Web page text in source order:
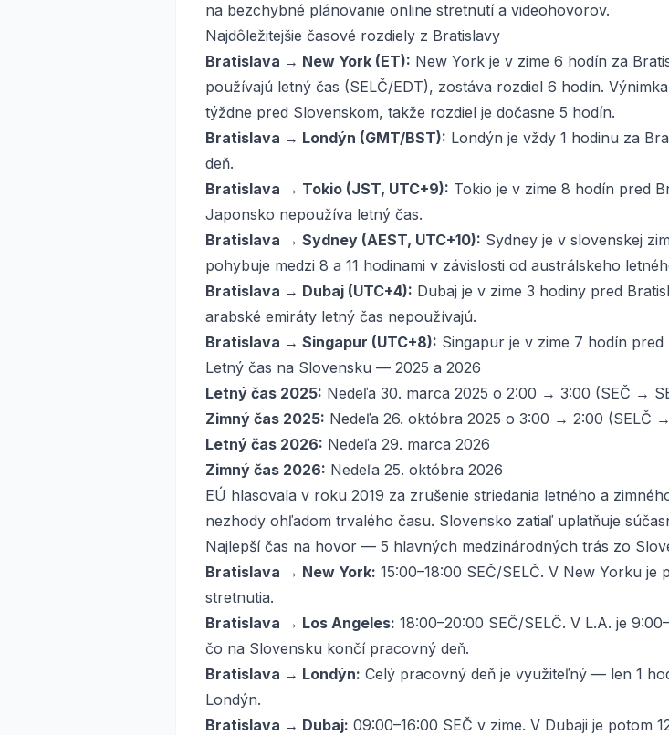
na bezchybné plánovanie online stretnutí a videohovorov.
Najdôležitejšie časové rozdiely z Bratislavy
Bratislava → New York (ET): New York je v zime 6 hodín za
používajú letný čas (SELČ/EDT), zostáva rozdiel 6 hodín.
týždne pred Slovenskom, takže rozdiel je dočasne 5 hodín.
Bratislava → Londýn (GMT/BST): Londýn je vždy 1 hodinu za
deň.
Bratislava → Tokio (JST, UTC+9): Tokio je v zime 8 hodín pred
Japonsko nepoužíva letný čas.
Bratislava → Sydney (AEST, UTC+10): Sydney je v slovenskej
pohybuje medzi 8 a 11 hodinami v závislosti od austrálskeho
Bratislava → Dubaj (UTC+4): Dubaj je v zime 3 hodiny pred
arabské emiráty letný čas nepoužívajú.
Bratislava → Singapur (UTC+8): Singapur je v zime 7 hodín
Letný čas na Slovensku — 2025 a 2026
Letný čas 2025: Nedeľa 30. marca 2025 o 2:00 → 3:00 (SEČ →
Zimný čas 2025: Nedeľa 26. októbra 2025 o 3:00 → 2:00 (SELČ
Letný čas 2026: Nedeľa 29. marca 2026
Zimný čas 2026: Nedeľa 25. októbra 2026
EÚ hlasovala v roku 2019 za zrušenie striedania letného a
nezhody ohľadom trvalého času. Slovensko zatiaľ uplatňuje
Najlepší čas na hovor — 5 hlavných medzinárodných trás zo
Bratislava → New York: 15:00–18:00 SEČ/SELČ. V New Yorku
stretnutia.
Bratislava → Los Angeles: 18:00–20:00 SEČ/SELČ. V L.A. je
čo na Slovensku končí pracovný deň.
Bratislava → Londýn: Celý pracovný deň je využiteľný — len 1
Londýn.
Bratislava → Dubaj: 09:00–16:00 SEČ v zime. V Dubaji je potom